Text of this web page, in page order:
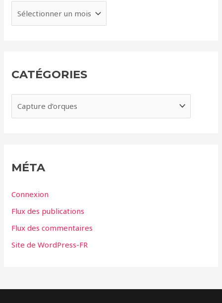
r
e
CATÉGORIES
a
r
MÉTA
Connexion
Flux des publications
Flux des commentaires
Site de WordPress-FR